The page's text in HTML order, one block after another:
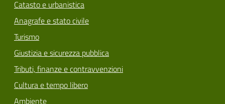
Catasto e urbanistica
Anagrafe e stato civile
Turismo
Giustizia e sicurezza pubblica
Tributi, finanze e contravvenzioni
Cultura e tempo libero
Ambiente